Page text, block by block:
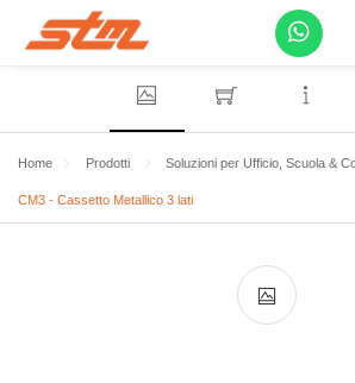
Home Prodotti Soluzioni per Ufficio, Scuola &
CM3 - Cassetto Metallico 3 lati